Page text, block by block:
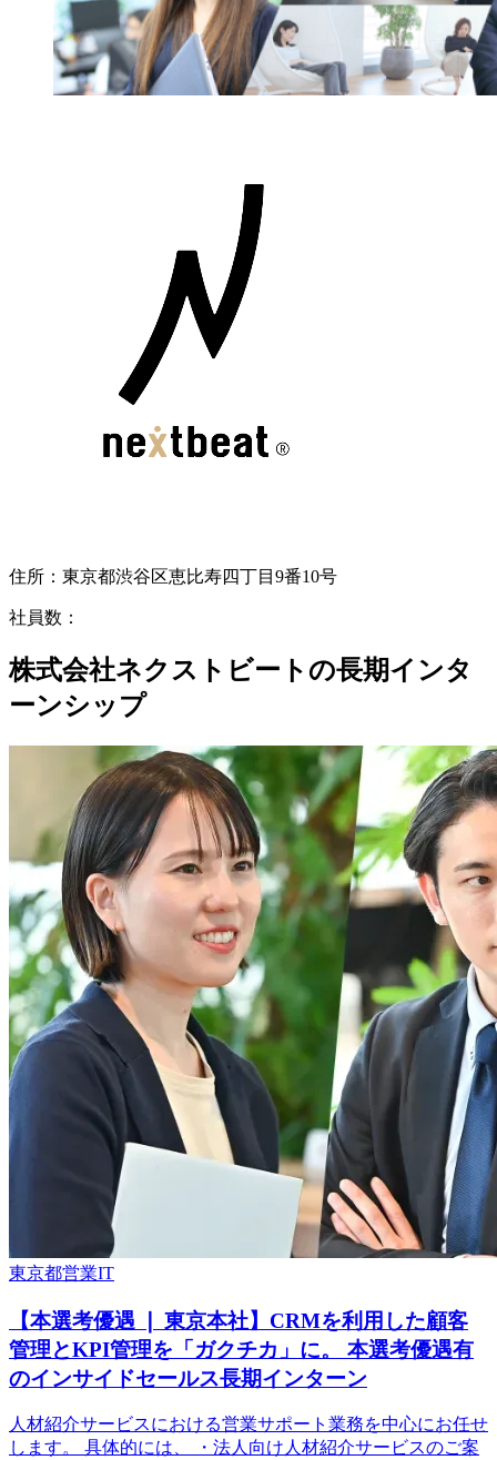
住所： 東京都渋谷区恵比寿四丁目9番10号
社員数：
株式会社ネクストビートの長期インタ
ーンシップ
東京都営業IT
【本選考優遇 ❘ 東京本社】CRMを利用した顧客
管理とKPI管理を「ガクチカ」に。 本選考優遇有
のインサイドセールス長期インターン
人材紹介サービスにおける営業サポート業務を中心にお任せ
します。 具体的には、 ・法人向け人材紹介サービスのご案